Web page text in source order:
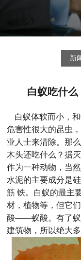
新
白蚁吃什么
白蚁体软而小，
危害性很大的昆虫
业人士来清除。那
木头还吃什么？据
作为一种动物，当
水泥的主要成分是
筋 铁。白蚁的最主
材，植物等，但它
酸——蚁酸。有了蚁
建筑物，所以绝大